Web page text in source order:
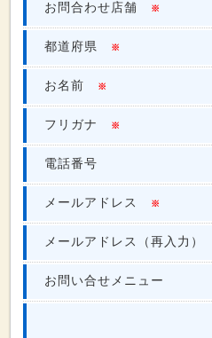
お問合わせ店舗 ※
都道府県 ※
お名前 ※
フリガナ ※
電話番号
メールアドレス ※
メールアドレス（再入力）
お問い合せメニュー